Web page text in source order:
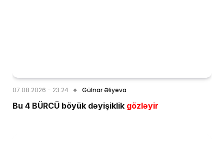
07.08.2026 - 23:24 Gülnar Əliyeva
Bu 4 BÜRCÜ böyük dəyişiklik gözləyir